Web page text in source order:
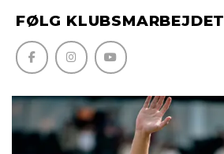
FØLG KLUBSMARBEJDET